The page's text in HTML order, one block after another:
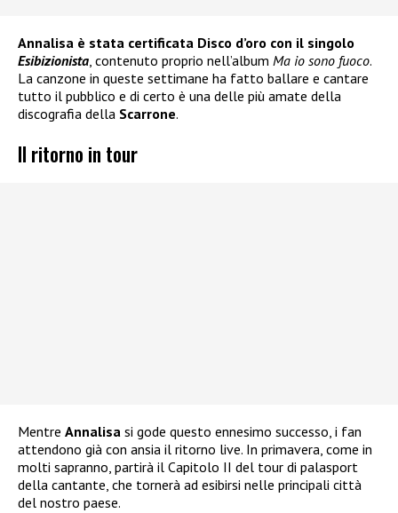
Annalisa è stata certificata Disco d’oro con il singolo
Esibizionista , contenuto proprio nell’album Ma io sono fuoco.
La canzone in queste settimane ha fatto ballare e cantare
tutto il pubblico e di certo è una delle più amate della
discografia della Scarrone.
Il ritorno in tour
Mentre Annalisa si gode questo ennesimo successo, i fan
attendono già con ansia il ritorno live. In primavera, come in
molti sapranno, partirà il Capitolo II del tour di palasport
della cantante, che tornerà ad esibirsi nelle principali città
del nostro paese.